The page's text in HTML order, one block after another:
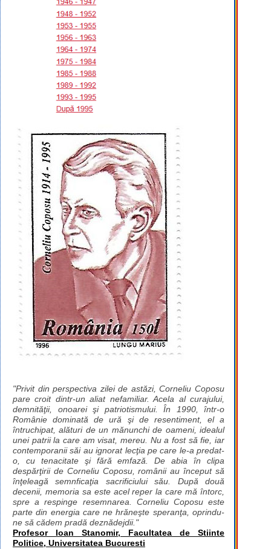
"Privit din perspectiva zilei de astăzi, Corneliu Coposu
pare croit dintr-un aliat nefamiliar. Acela al curajului,
demnităţii, onoarei şi patriotismului. În 1990, într-o
Românie dominată de ură şi de resentiment, el a
întruchipat, alături de un mănunchi de oameni, idealul
unei patrii la care am visat, mereu. Nu a fost să fie, iar
contemporanii săi au ignorat lecţia pe care le-a predat-
o, cu tenacitate şi fără emfază. De abia în clipa
despărţirii de Corneliu Coposu, românii au început să
înţeleagă semnficaţia sacrificiului său. După două
decenii, memoria sa este acel reper la care mă întorc,
spre a respinge resemnarea. Corneliu Coposu este
parte din energia care ne hrăneşte speranţa, oprindu-
ne să cădem pradă deznădejdii."
Profesor Ioan Stanomir, Facultatea de Stiinte
Politice, Universitatea Bucuresti